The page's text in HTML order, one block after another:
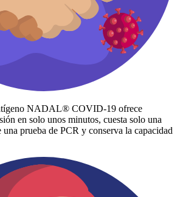
NADAL® COVID-19 ofrece
en solo unos minutos, cuesta solo una
prueba de PCR y conserva la capacidad